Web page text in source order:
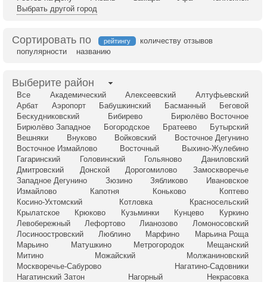
Выбрать другой город
Сортировать по рейтингу
количеству отзывов
популярности
названию
Выберите район
Все Академический Алексеевский
Алтуфьевский
Арбат
Аэропорт Бабушкинский Басманный
Беговой
Бескудниковский
Бибирево
Бирюлёво Восточное
Бирюлёво Западное
Богородское Братеево
Бутырский
Вешняки
Внуково Войковский
Восточное Дегунино
Восточное Измайлово
Восточный
Выхино-Жулебино
Гагаринский
Головинский Гольяново
Даниловский
Дмитровский
Донской Дорогомилово
Замоскворечье
Западное Дегунино
Зюзино Зябликово
Ивановское
Измайлово
Капотня Коньково
Коптево
Косино-Ухтомский
Котловка
Красносельский
Крылатское
Крюково Кузьминки Кунцево
Куркино
Левобережный
Лефортово Лианозово
Ломоносовский
Лосиноостровский
Люблино Марфино
Марьина Роща
Марьино
Матушкино Метрогородок
Мещанский
Митино
Можайский
Молжаниновский
Москворечье-Сабурово
Нагатино-Садовники
Нагатинский Затон
Нагорный
Некрасовка